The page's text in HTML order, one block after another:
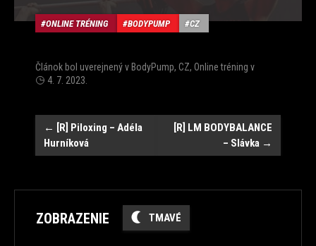
ONLINE TRÉNING BODYPUMP CZ
Článok bol uverejnený vBodyPump, CZ, Online tréning v
4. 7. 2023
Post
navigation
← [R] Piloxing – Adéla
Hurníková
[R] LM BODYBALANCE
– Slávka →
ZOBRAZENIE TMAVÉ